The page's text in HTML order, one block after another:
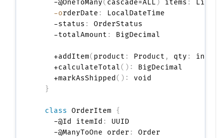
    -@OneToMany
( cascade=ALL ) items :
-orderDate :
LocalDateTime
    -status
:
OrderStatus
    -totalAmount
: BigDecimal
    +addItem
( product : Product , qty : int
    +calculateTotal
( ) :
BigDecimal
    +markAsShipped
( ) :
void
}
class OrderItem {
    -@Id itemId
:
UUID
    -@ManyToOne order
:
Order